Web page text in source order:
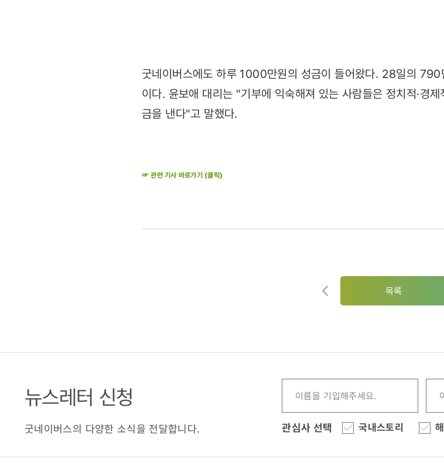
교과서
검정
굿네이버스에도 하루 1000만원의 성금이 들어왔다. 28일의
이다. 윤보애 대리는 "기부에 익숙해져 있는 사람들은 정치적·경
금을 낸다"고 말했다.
☞ 관련 기사 바로가기 (클릭)
목록
뉴스레터 신청
굿네이버스의 다양한 소식을 전달합니다. 관심사 선택 국내스토리